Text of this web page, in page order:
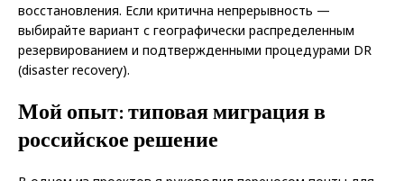
восстановления. Если критична непрерывность —
выбирайте вариант с географически распределенным
резервированием и подтвержденными процедурами DR
(disaster recovery).
Мой опыт: типовая миграция в
российское решение